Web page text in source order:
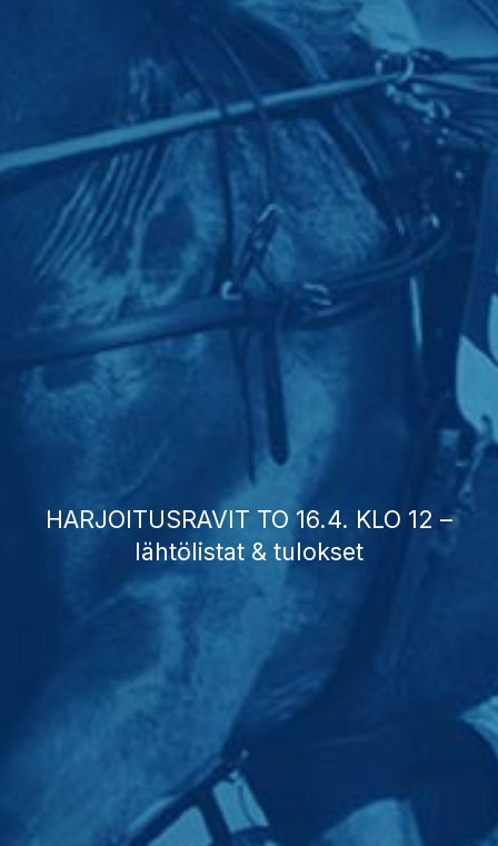
HARJOITUSRAVIT TO 16.4. KLO 12 –
lähtölistat & tulokset